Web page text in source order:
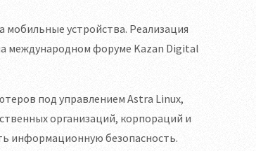
мобильные устройства. Реализация
международном форуме Kazan Digital
под управлением Astra Linux,
организаций, корпораций и
информационную безопасность.